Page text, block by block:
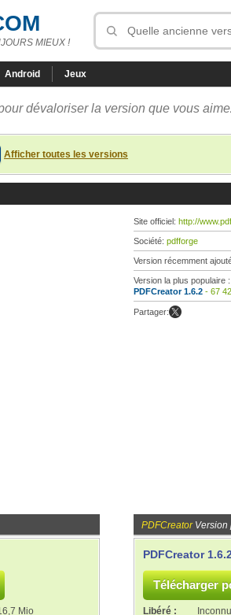
MIEUX !
Android Jeux
dévaloriser la version que vous
Afficher toutes les versions
Site officiel: http://
Société: pdfforge
Version récemment
Version la plus populaire :
PDFCreator 1.6.2 - 67
Partager:
Mio
PDFCreatorVersion
PDFCreator 1.6.2
Libéré : Inconnu